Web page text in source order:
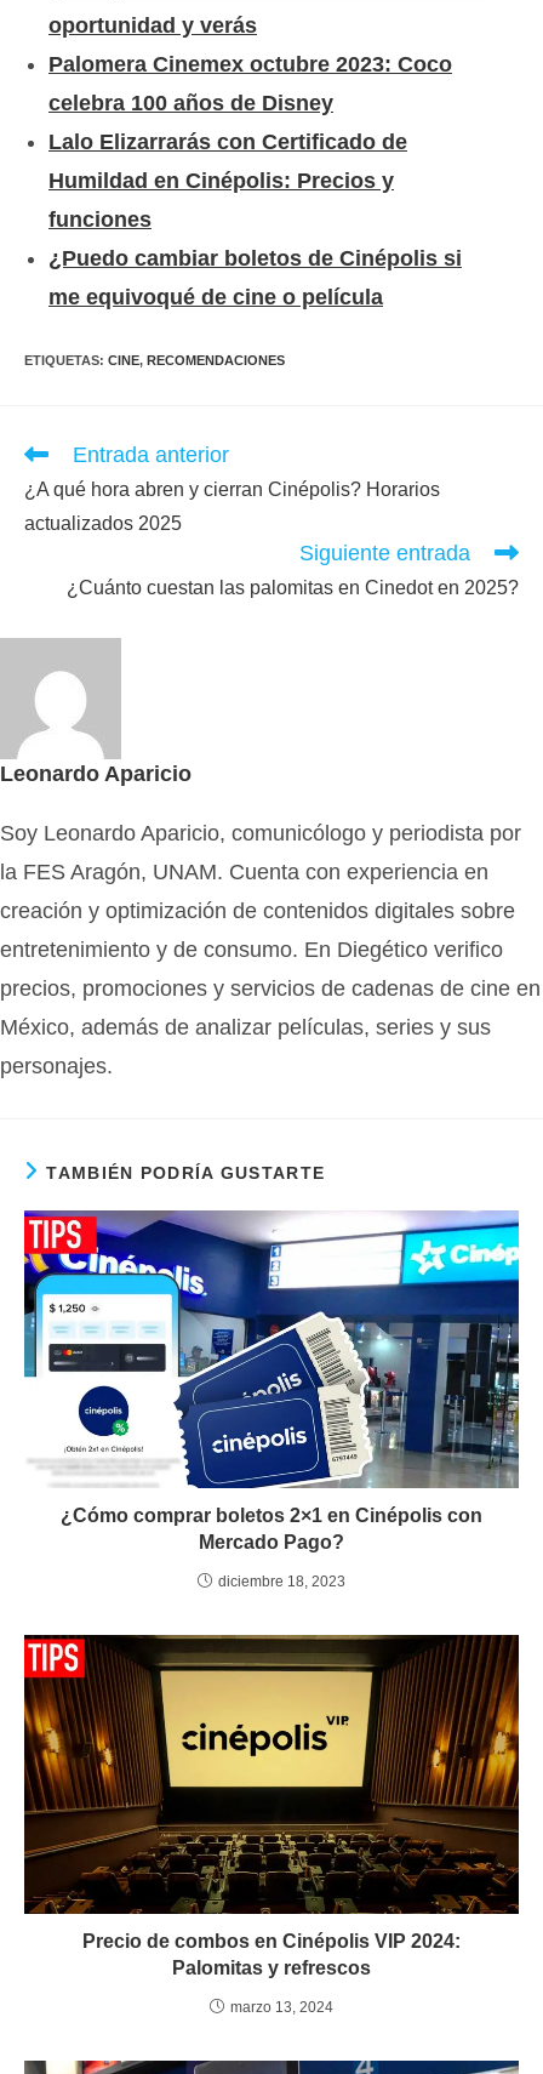
oportunidad y verás
Palomera Cinemex octubre 2023: Coco
celebra 100 años de Disney
Lalo Elizarrarás con Certificado de
Humildad en Cinépolis: Precios y
funciones
¿Puedo cambiar boletos de Cinépolis si
me equivoqué de cine o película
ETIQUETAS: CINE, RECOMENDACIONES
Leer
artículos
Entrada anterior
¿A qué hora abren y cierran Cinépolis? Horarios
actualizados 2025
Siguiente entrada
¿Cuánto cuestan las palomitas en Cinedot en 2025?
Leonardo Aparicio
Soy Leonardo Aparicio, comunicólogo y periodista por
la FES Aragón, UNAM. Cuenta con experiencia en
creación y optimización de contenidos digitales sobre
entretenimiento y de consumo. En Diegético verifico
precios, promociones y servicios de cadenas de cine en
México, además de analizar películas, series y sus
personajes.
TAMBIÉN PODRÍA GUSTARTE
¿Cómo comprar boletos 2×1 en Cinépolis con
Mercado Pago?
diciembre 18, 2023
Precio de combos en Cinépolis VIP 2024:
Palomitas y refrescos
marzo 13, 2024